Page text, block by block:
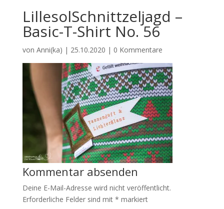
LillesolSchnittzeljagd –
Basic-T-Shirt No. 56
von Anni(ka) | 25.10.2020 | 0 Kommentare
Kommentar absenden
Deine E-Mail-Adresse wird nicht veröffentlicht.
Erforderliche Felder sind mit * markiert